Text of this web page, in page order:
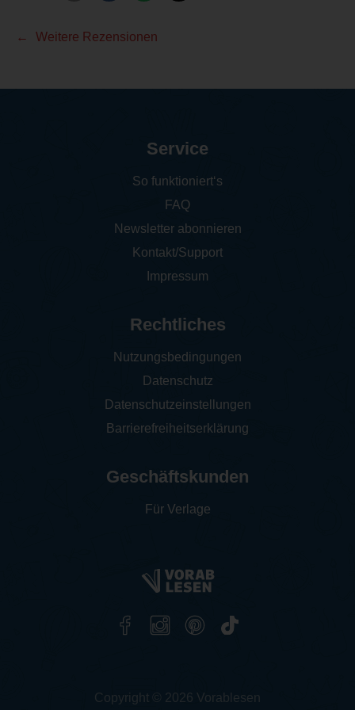
Weitere Rezensionen
Service
So funktioniert‘s
FAQ
Newsletter abonnieren
Kontakt/Support
Impressum
Rechtliches
Nutzungsbedingungen
Datenschutz
Datenschutzeinstellungen
Barrierefreiheitserklärung
Geschäftskunden
Für Verlage
Copyright © 2026 Vorablesen